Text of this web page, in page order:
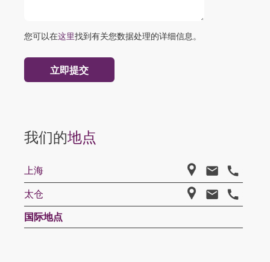
您可以在这里找到有关您数据处理的详细信息。
我们的地点
上海
太仓
国际地点